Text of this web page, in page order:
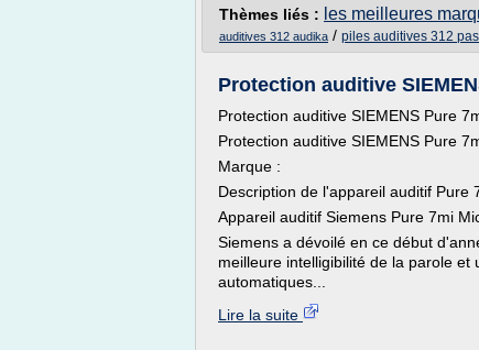
Thèmes liés : les meilleures
auditives 312 audika / piles auditives 312
Protection auditive
Protection auditive SIEMENS Pure
Protection auditive SIEMENS Pure
Marque :
Description de l'appareil auditif Pure
Appareil auditif Siemens Pure 7mi
Siemens a dévoilé en ce début
meilleure intelligibilité de la parole
automatiques...
Lire la suite